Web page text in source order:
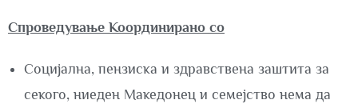
Спроведување Координирано со
Социјална, пензиска и здравствена заштита за
секого, ниеден Македонец и семејство нема да